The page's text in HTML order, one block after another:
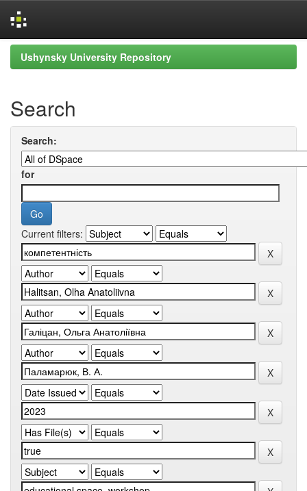
Skip
navigation
Ushynsky University Repository
Search
Search:
for
Current filters: